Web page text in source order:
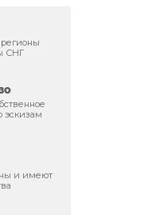
регионы
СНГ
эскизам
и имеют